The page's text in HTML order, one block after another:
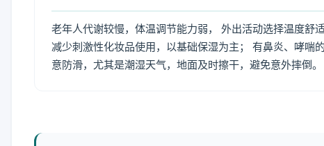
老年人代谢较慢，体温调节能力弱， 外出活动选择温度舒
减少刺激性化妆品使用，以基础保湿为主； 有鼻炎、哮喘
意防滑，尤其是潮湿天气，地面及时擦干，避免意外摔倒。